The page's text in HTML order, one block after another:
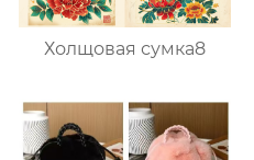
Холщовая сумка8